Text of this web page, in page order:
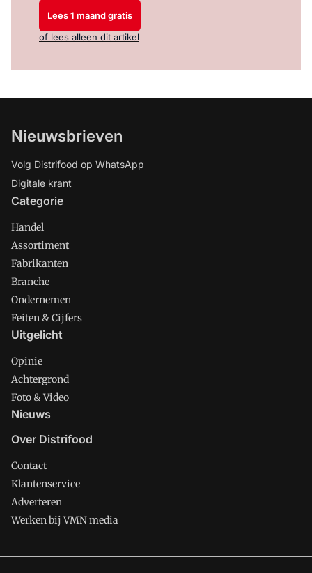
Lees 1 maand gratis
of lees alleen dit artikel
Nieuwsbrieven
Volg Distrifood op WhatsApp
Digitale krant
Categorie
Handel
Assortiment
Fabrikanten
Branche
Ondernemen
Feiten & Cijfers
Uitgelicht
Opinie
Achtergrond
Foto & Video
Nieuws
Over Distrifood
Contact
Klantenservice
Adverteren
Werken bij VMN media